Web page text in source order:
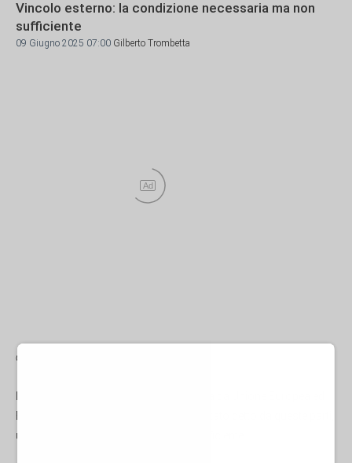
Vincolo esterno: la condizione necessaria ma non
sufficiente
09 Giugno 2025 07:00 Gilberto Trombetta
Ad
di Gilberto Trombetta
una condizione necessaria ma non sufficiente.